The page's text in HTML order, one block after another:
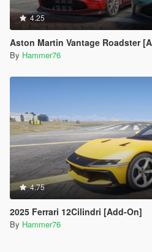
4.25
Aston Martin Vantage Roadster
By Hammer76
4.75
2025 Ferrari 12Cilindri [Add-On]
By Hammer76